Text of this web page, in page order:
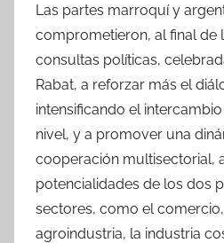
Las partes marroquí y
comprometieron, al final de
consultas políticas,
Rabat, a reforzar más el
intensificando el
nivel, y a promover una
cooperación multisectorial,
potencialidades de los dos
sectores, como el
agroindustria, la industria